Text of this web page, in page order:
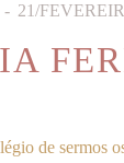
21/
de sermos